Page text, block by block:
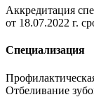
Аккредитация
от 18.07.2022 г.
Специализация
Отбеливание